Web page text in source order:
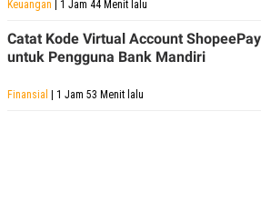
OF
USE
SIBER
Keuangan | 1 Jam 44 Menit lalu
Catat Kode Virtual Account ShopeePay
untuk Pengguna Bank Mandiri
Finansial | 1 Jam 53 Menit lalu